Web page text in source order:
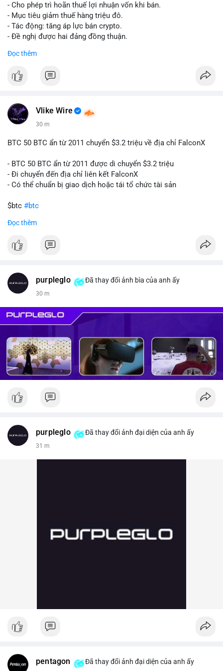
tái cơ cấu danh mục trước phiên giao dịch Âu-Mỹ. Tâm lý thị
trường có thể dao động nhẹ khi nhà đầu tư nhỏ lẻ theo dõi
động thái này.
và điểm đến của số BTC này trong 2-4 giờ tới. Nếu dòng tiền
phòng thủ. Nếu vào ví lạnh, có thể duy trì chiến lược nắm giữ
#160btc #vilanh #thanhkhoansan
- Cho phép trì hoãn thuế lợi nhuận vốn khi bán.
- Mục tiêu giảm thuế hàng triệu đô.
- Tác động: tăng áp lực bán crypto.
- Đề nghị được hai đảng đồng thuận.
📰 Nguồn: Cointelegraph
Đọc thêm
Vlike Wire
30 m
BTC 50 BTC ẩn từ 2011 chuyển $3.2 triệu về địa chỉ FalconX
- BTC 50 BTC ẩn từ 2011 được di chuyển $3.2 triệu
- Đi chuyển đến địa chỉ liên kết FalconX
- Có thể chuẩn bị giao dịch hoặc tái tổ chức tài sản
$btc #btc
#vlikevn
📰 Nguồn: CoinDesk
Đọc thêm
purpleglo Đã thay đổi ảnh bìa của anh ấy
30 m
purpleglo Đã thay đổi ảnh đại diện của anh ấy
31 m
pentagon Đã thay đổi ảnh đại diện của anh ấy